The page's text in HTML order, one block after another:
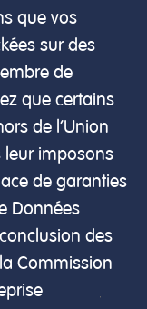
que vos
sur des
de
que certains
de l’Union
leur imposons
de garanties
Données
des
Commission